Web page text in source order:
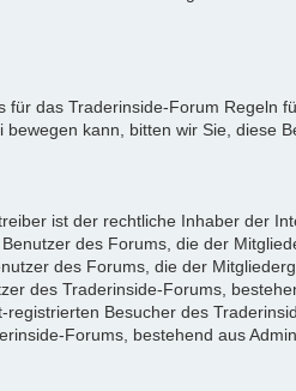
für das Traderinside-Forum Regeln
kann, bitten wir Sie, diese
ist der rechtliche Inhaber der
des Forums, die der
des Forums, die der
des Traderinside-Forums,
Besucher des
Forums, bestehend aus